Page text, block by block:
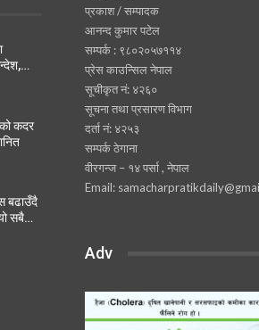
कदर
बढाउँदै
सबै…
प्रकाश / सम्पादक
आनन्द कुमार पटेल
सम्पर्क : ९८०२०५७११४
प्रेस काउन्सिल नेपाल
सूचीकृत नं: ४२६०
सूचना तथा प्रसारण विभाग
दर्ता नं: ४२५३
सम्पर्क ठेगाना
वीरगन्ज – १४ पर्सा , नेपाल
Email:
Adv